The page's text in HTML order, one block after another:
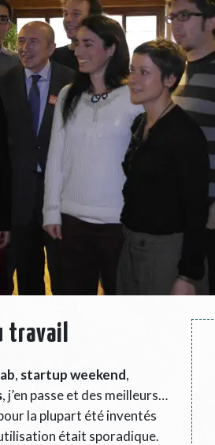
travail
, startup weekend,
, j’en passe et des meilleurs…
la plupart été inventés
était sporadique.